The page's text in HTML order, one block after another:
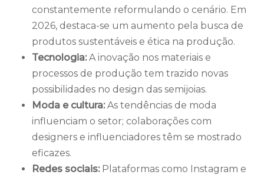
constantemente reformulando o cenário. Em
2026, destaca-se um aumento pela busca de
produtos sustentáveis e ética na produção.
Tecnologia:A inovação nos materiais e
processos de produção tem trazido novas
possibilidades no design das semijoias.
Moda e cultura:As tendências de moda
influenciam o setor; colaborações com
designers e influenciadores têm se mostrado
eficazes.
Redes sociais:Plataformas como Instagram e